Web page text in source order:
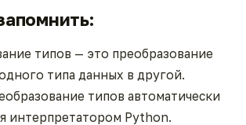
типов — это преобразование
типа данных в другой.
типов автоматически
интерпретатором Python.